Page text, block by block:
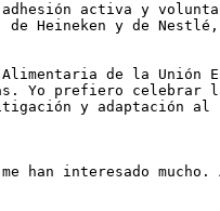
activa y
Heineken y de
de la Unión
Yo prefiero celebrar
y adaptación
interesado mucho.